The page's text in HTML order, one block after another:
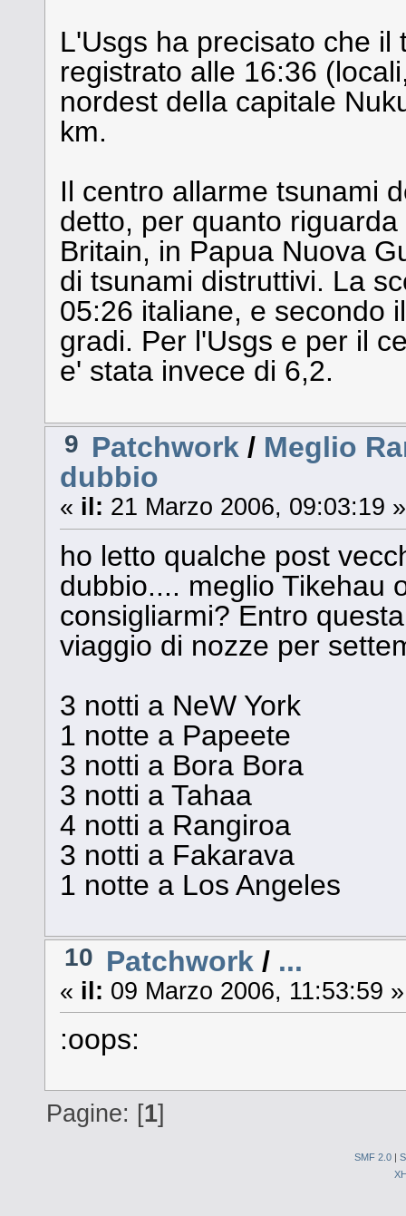
L'Usgs ha precisato che il
registrato alle 16:36
nordest della capitale
km.
Il centro allarme tsunami
detto, per quanto
Britain, in Papua Nuova
di tsunami distruttivi. La
05:26 italiane, e secondo
gradi. Per l'Usgs e per il
e' stata invece di 6,2.
9 Patchwork / Meglio
dubbio
« il: 21 Marzo 2006, 09:03:19 »
ho letto qualche post
dubbio.... meglio Tikehau
consigliarmi? Entro
viaggio di nozze per
3 notti a NeW York
1 notte a Papeete
3 notti a Bora Bora
3 notti a Tahaa
4 notti a Rangiroa
3 notti a Fakarava
1 notte a Los Angeles
10 Patchwork / ...
« il: 09 Marzo 2006, 11:53:59 »
:oops:
Pagine: [1]
SMF 2.0